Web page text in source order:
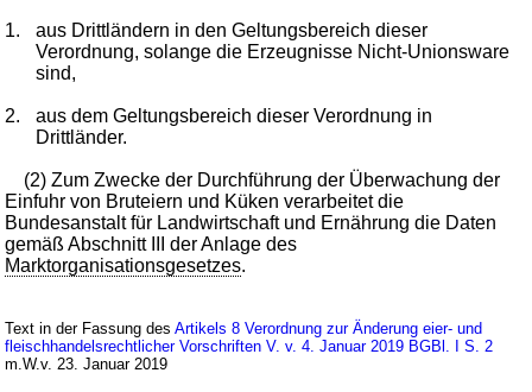
1.
aus Drittländern in den Geltungsbereich dieser
Verordnung, solange die Erzeugnisse Nicht-Unionsware
sind,
2.
aus dem Geltungsbereich dieser Verordnung in
Drittländer.
(2) Zum Zwecke der Durchführung der Überwachung der
Einfuhr von Bruteiern und Küken verarbeitet die
Bundesanstalt für Landwirtschaft und Ernährung die Daten
gemäß Abschnitt III der Anlage des
Marktorganisationsgesetzes.
Text in der Fassung desArtikels 8 Verordnung zur Änderung eier- und
fleischhandelsrechtlicher Vorschriften V. v. 4. Januar 2019 BGBl. I S. 2
m.W.v. 23. Januar 2019